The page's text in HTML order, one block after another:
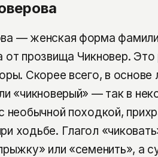
— женская форма
от прозвища Чикновер.
Скорее всего, в
«чикноверый» — так в
необычной походкой,
ходьбе. Глагол
или «семенить», а